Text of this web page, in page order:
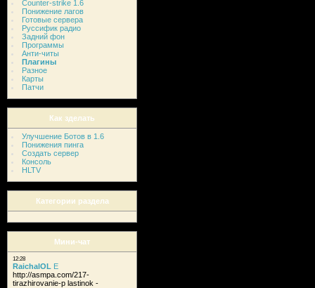
Counter-strike 1.6
Понижение лагов
Готовые сервера
Руссифик радио
Задний фон
Программы
Анти-читы
Плагины
Разное
Карты
Патчи
Как зделать
Улучшение Ботов в 1.6
Понижения пинга
Создать сервер
Консоль
HLTV
Категории раздела
Мини-чат